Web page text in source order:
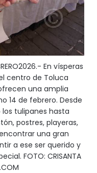
En vísperas
centro de Toluca
una amplia
14 de febrero. Desde
tulipanes hasta
postres, playeras,
una gran
a ese ser querido y
FOTO: CRISANTA